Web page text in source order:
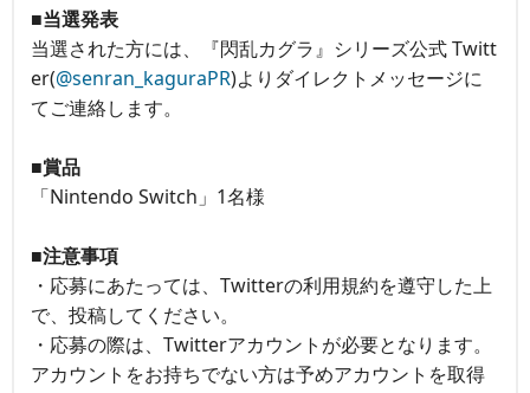
■当選発表
当選された方には、『閃乱カグラ』シリーズ公式 Twitt
er(@senran_kaguraPR)よりダイレクトメッセージに
てご連絡します。
■賞品
「Nintendo Switch」1名様
■注意事項
・応募にあたっては、Twitterの利用規約を遵守した上
で、投稿してください。
・応募の際は、Twitterアカウントが必要となります。
アカウントをお持ちでない方は予めアカウントを取得